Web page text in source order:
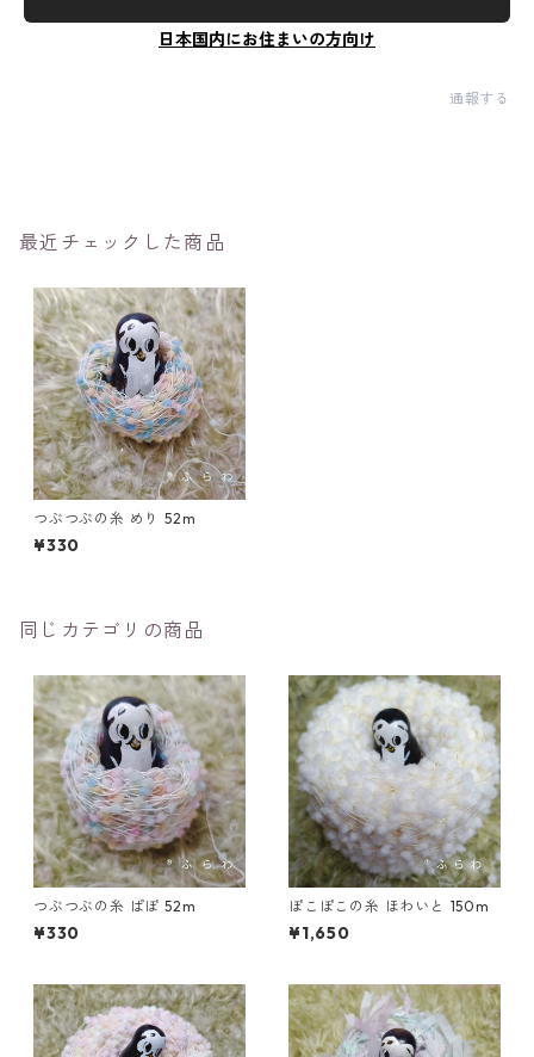
日本国内にお住まいの方向け
通報する
最近チェックした商品
つぶつぶの糸 めり 52m
¥330
同じカテゴリの商品
つぶつぶの糸 ぱぽ 52m
¥330
ぽこぽこの糸 ほわいと 150m
¥1,650